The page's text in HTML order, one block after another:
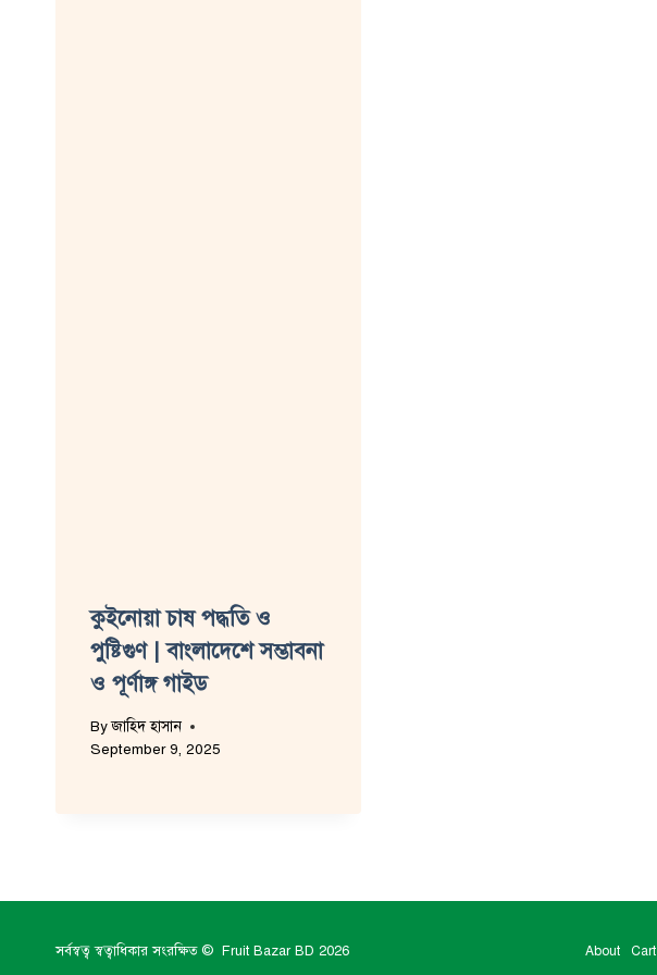
কুইনোয়া চাষ পদ্ধতি ও
পুষ্টিগুণ | বাংলাদেশে সম্ভাবনা
ও পূর্ণাঙ্গ গাইড
Byজাহিদ হাসান
September 9, 2025
সর্বস্বত্ব স্বত্বাধিকার সংরক্ষিত © Fruit Bazar BD 2026 About Cart